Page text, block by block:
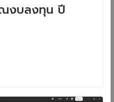
งบลงทุน ปี